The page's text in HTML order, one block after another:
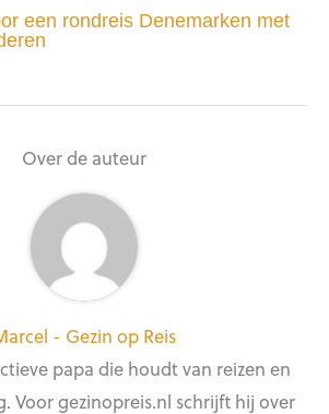
een rondreis Denemarken met
Over de auteur
- Gezin op Reis
papa die houdt van reizen en
Voor gezinopreis.nl schrijft hij over